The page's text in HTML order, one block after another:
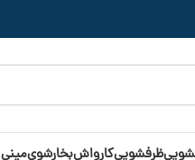
ظرفشوییکارواشبخارشوی